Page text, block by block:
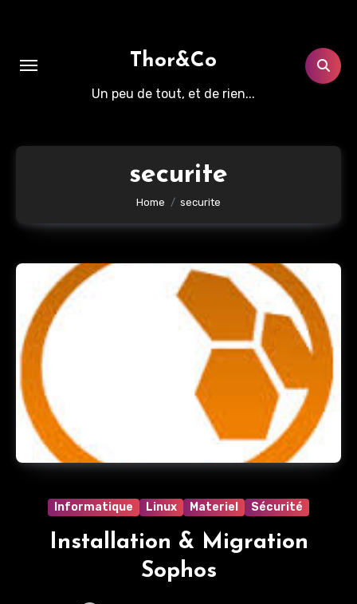
Thor&Co
Un peu de tout, et de rien...
securite
Home securite
Informatique Linux Materiel Sécurité
Installation & Migration
Sophos